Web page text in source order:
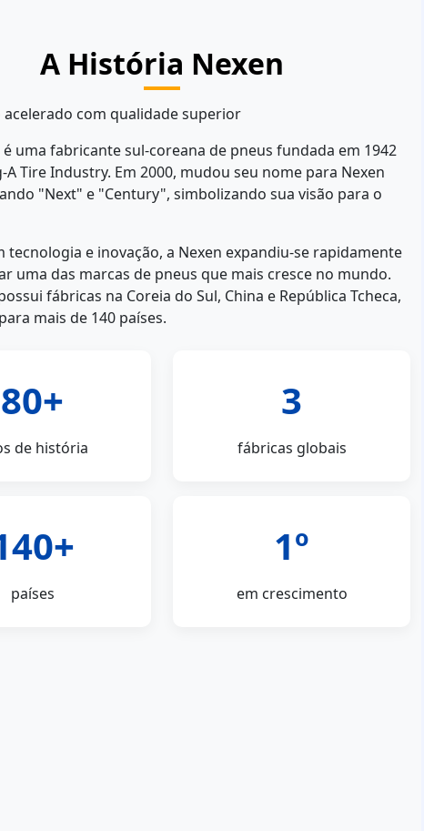
A História Nexen
acelerado com qualidade superior
é uma fabricante sul-coreana de pneus fundada em 1942
A Tire Industry. Em 2000, mudou seu nome para Nexen
"Next" e "Century", simbolizando sua visão para o
tecnologia e inovação, a Nexen expandiu-se rapidamente
uma das marcas de pneus que mais cresce no mundo.
fábricas na Coreia do Sul, China e República Tcheca,
mais de 140 países.
80+
de história
3
fábricas globais
países
1º
em crescimento